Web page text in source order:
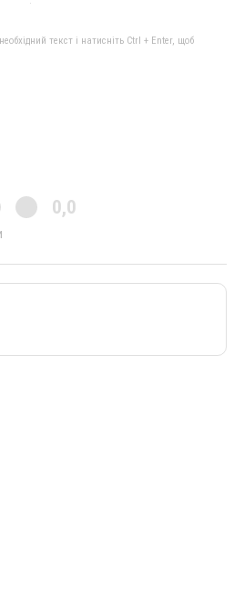
текст і натисніть Ctrl + Enter, щоб
0,0